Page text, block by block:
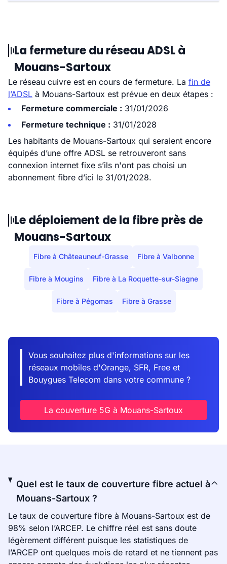
La fermeture du réseau ADSL à
Mouans-Sartoux
Le réseau cuivre est en cours de fermeture. La fin de
l’ADSL à Mouans-Sartoux est prévue en deux étapes :
Fermeture commerciale : 31/01/2026
Fermeture technique : 31/01/2028
Les habitants de Mouans-Sartoux qui seraient encore
équipés d’une offre ADSL se retrouveront sans
connexion internet fixe s’ils n'ont pas choisi un
abonnement fibre d’ici le 31/01/2028.
Le déploiement de la fibre près de
Mouans-Sartoux
Fibre à Châteauneuf-Grasse Fibre à Valbonne
Fibre à Mougins Fibre à La Roquette-sur-Siagne
Fibre à Pégomas Fibre à Grasse
Vous souhaitez plus d'informations sur les
réseaux mobiles d'Orange, SFR, Free et
Bouygues Telecom dans votre commune ?
La couverture 5G à Mouans-Sartoux
Quel est le taux de couverture fibre actuel à
Mouans-Sartoux ?
Le taux de couverture fibre à Mouans-Sartoux est de
98% selon l’ARCEP. Le chiffre réel est sans doute
légèrement différent puisque les statistiques de
l’ARCEP ont quelques mois de retard et ne tiennent pas